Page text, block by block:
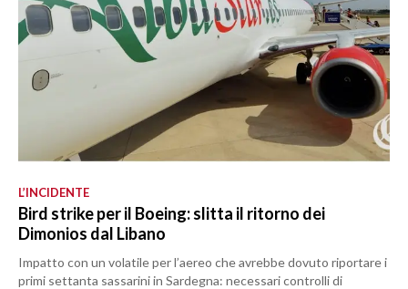
L’INCIDENTE
Bird strike per il Boeing: slitta il ritorno dei
Dimonios dal Libano
Impatto con un volatile per l’aereo che avrebbe dovuto riportare i
primi settanta sassarini in Sardegna: necessari controlli di